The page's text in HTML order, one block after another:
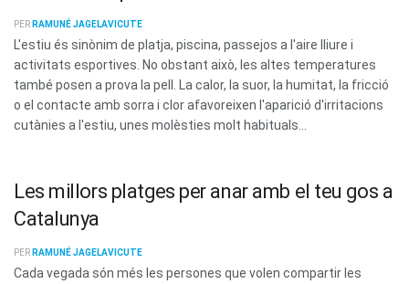
PER RAMUNÉ JAGELAVICUTE
L'estiu és sinònim de platja, piscina, passejos a l'aire lliure i
activitats esportives. No obstant això, les altes temperatures
també posen a prova la pell. La calor, la suor, la humitat, la fricció
o el contacte amb sorra i clor afavoreixen l'aparició d'irritacions
cutànies a l'estiu, unes molèsties molt habituals...
Les millors platges per anar amb el teu gos a
Catalunya
PER RAMUNÉ JAGELAVICUTE
Cada vegada són més les persones que volen compartir les